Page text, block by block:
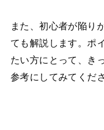
また、初心者が陥り
ても解説します。ポ
たい方にとって、き
参考にしてみてくださ